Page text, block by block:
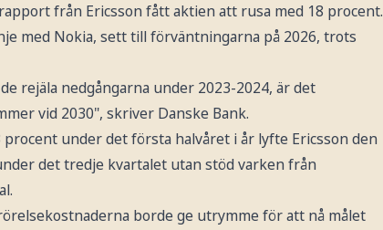
från Ericsson fått aktien att rusa med 18 procent.
med Nokia, sett till förväntningarna på 2026, trots
rejäla nedgångarna under 2023-2024, är det
vid 2030", skriver Danske Bank.
under det första halvåret i år lyfte Ericsson den
det tredje kvartalet utan stöd varken från
borde ge utrymme för att nå målet